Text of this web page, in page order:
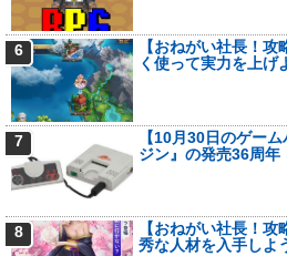
6
【おねがい社長！
く使って実力を上げ
7
【10月30日のゲー
ジン』の発売36周年
8
【おねがい社長！
秀な人材を入手しよ